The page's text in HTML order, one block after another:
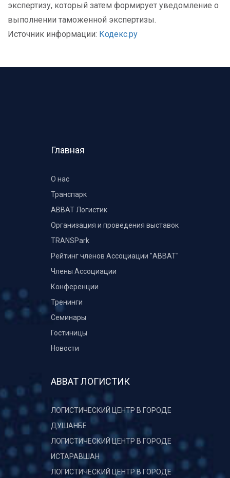
экспертизу, который затем формирует уведомление о
выполнении таможенной экспертизы.
Источник информации: Кодекс.ру
Главная
О нас
Транспарк
ABBAT Логистик
Организация и проведения выставок
TRANSPark
Рейтинг членов Ассоциации "АВВАТ"
Члены Ассоциации
Конференции
Тренинги
Семинары
Гостиницы
Новости
АВВАТ ЛОГИСТИК
ЛОГИСТИЧЕСКИЙ ЦЕНТР В ГОРОДЕ
ДУШАНБЕ
ЛОГИСТИЧЕСКИЙ ЦЕНТР В ГОРОДЕ
ИСТАРАВШАН
ЛОГИСТИЧЕСКИЙ ЦЕНТР В ГОРОДЕ